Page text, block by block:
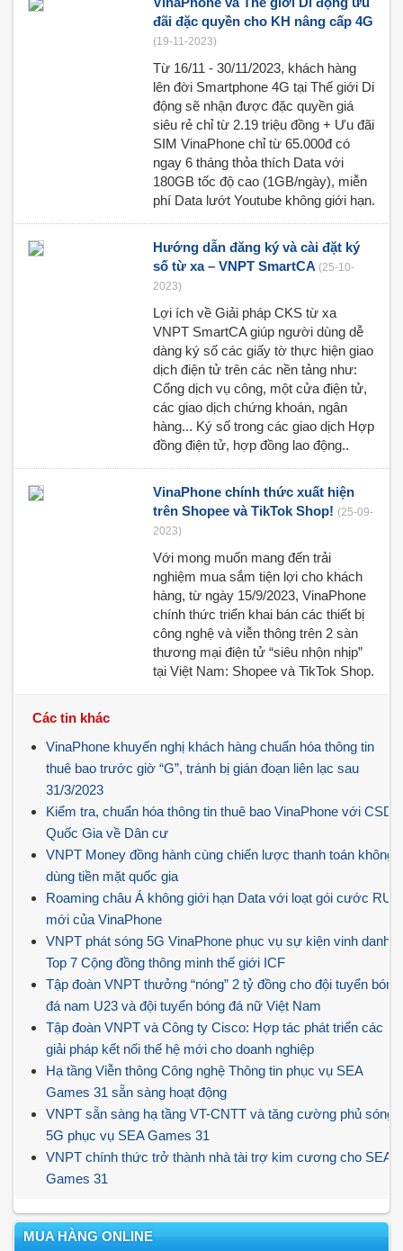
đãi đặc quyền cho KH nâng cấp 4G
(19-11-2023)
Từ 16/11 - 30/11/2023, khách hàng
lên đời Smartphone 4G tại Thế giới Di
động sẽ nhận được đặc quyền giá
siêu rẻ chỉ từ 2.19 triệu đồng + Ưu đãi
SIM VinaPhone chỉ từ 65.000đ có
ngay 6 tháng thỏa thích Data với
180GB tốc độ cao (1GB/ngày), miễn
phí Data lướt Youtube không giới hạn.
Hướng dẫn đăng ký và cài đặt ký
số từ xa – VNPT SmartCA (25-10-
2023)
Lợi ích về Giải pháp CKS từ xa
VNPT SmartCA giúp người dùng dễ
dàng ký số các giấy tờ thực hiện giao
dịch điện tử trên các nền tảng như:
Cổng dịch vụ công, một cửa điện tử,
các giao dịch chứng khoán, ngân
hàng... Ký số trong các giao dịch Hợp
đồng điện tử, hợp đồng lao động..
VinaPhone chính thức xuất hiện
trên Shopee và TikTok Shop! (25-09-
2023)
Với mong muốn mang đến trải
nghiệm mua sắm tiện lợi cho khách
hàng, từ ngày 15/9/2023, VinaPhone
chính thức triển khai bán các thiết bị
công nghệ và viễn thông trên 2 sàn
thương mại điện tử “siêu nhộn nhịp”
tại Việt Nam: Shopee và TikTok Shop.
Các tin khác
VinaPhone khuyến nghị khách hàng chuẩn hóa thông tin
thuê bao trước giờ “G”, tránh bị gián đoạn liên lạc sau
31/3/2023
Kiểm tra, chuẩn hóa thông tin thuê bao VinaPhone với CSDL
Quốc Gia về Dân cư
VNPT Money đồng hành cùng chiến lược thanh toán không
dùng tiền mặt quốc gia
Roaming châu Á không giới hạn Data với loạt gói cước RUx
mới của VinaPhone
VNPT phát sóng 5G VinaPhone phục vụ sự kiện vinh danh
Top 7 Cộng đồng thông minh thế giới ICF
Tập đoàn VNPT thưởng “nóng” 2 tỷ đồng cho đội tuyển bóng
đá nam U23 và đội tuyển bóng đá nữ Việt Nam
Tập đoàn VNPT và Công ty Cisco: Hợp tác phát triển các
giải pháp kết nối thế hệ mới cho doanh nghiệp
Hạ tầng Viễn thông Công nghệ Thông tin phục vụ SEA
Games 31 sẵn sàng hoạt động
VNPT sẵn sàng hạ tầng VT-CNTT và tăng cường phủ sóng
5G phục vụ SEA Games 31
VNPT chính thức trở thành nhà tài trợ kim cương cho SEA
Games 31
MUA HÀNG ONLINE